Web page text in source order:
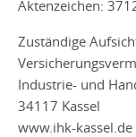
Aktenzeichen:
Zuständige
Industrie- und
34117 Kassel
www.ihk-kassel.de